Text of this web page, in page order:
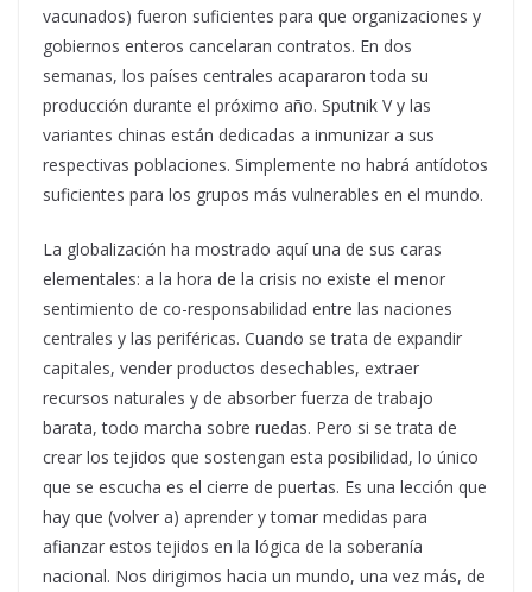
vacunados) fueron suficientes para que organizaciones y
gobiernos enteros cancelaran contratos. En dos
semanas, los países centrales acapararon toda su
producción durante el próximo año. Sputnik V y las
variantes chinas están dedicadas a inmunizar a sus
respectivas poblaciones. Simplemente no habrá antídotos
suficientes para los grupos más vulnerables en el mundo.
La globalización ha mostrado aquí una de sus caras
elementales: a la hora de la crisis no existe el menor
sentimiento de co-responsabilidad entre las naciones
centrales y las periféricas. Cuando se trata de expandir
capitales, vender productos desechables, extraer
recursos naturales y de absorber fuerza de trabajo
barata, todo marcha sobre ruedas. Pero si se trata de
crear los tejidos que sostengan esta posibilidad, lo único
que se escucha es el cierre de puertas. Es una lección que
hay que (volver a) aprender y tomar medidas para
afianzar estos tejidos en la lógica de la soberanía
nacional. Nos dirigimos hacia un mundo, una vez más, de